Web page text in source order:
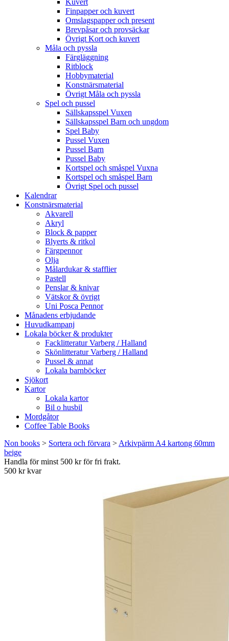
Kuvert
Finpapper och kuvert
Omslagspapper och present
Brevpåsar och provsäckar
Övrigt Kort och kuvert
Måla och pyssla
Färgläggning
Ritblock
Hobbymaterial
Konstnärsmaterial
Övrigt Måla och pyssla
Spel och pussel
Sällskapsspel Vuxen
Sällskapsspel Barn och ungdom
Spel Baby
Pussel Vuxen
Pussel Barn
Pussel Baby
Kortspel och småspel Vuxna
Kortspel och småspel Barn
Övrigt Spel och pussel
Kalendrar
Konstnärsmaterial
Akvarell
Akryl
Block & papper
Blyerts & ritkol
Färgpennor
Olja
Målardukar & stafflier
Pastell
Penslar & knivar
Vätskor & övrigt
Uni Posca Pennor
Månadens erbjudande
Huvudkampanj
Lokala böcker & produkter
Facklitteratur Varberg / Halland
Skönlitteratur Varberg / Halland
Pussel & annat
Lokala barnböcker
Sjökort
Kartor
Lokala kartor
Bil o husbil
Mordgåtor
Coffee Table Books
Non books > Sortera och förvara > Arkivpärm A4 kartong 60mm
beige
Handla för minst 500 kr för fri frakt.
500 kr kvar